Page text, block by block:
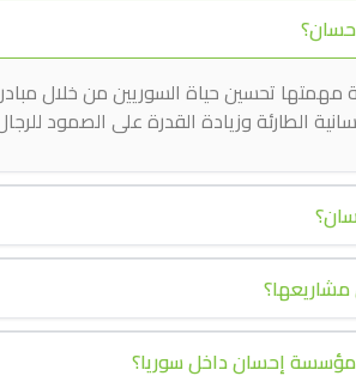
تحسين حياة السوريين من خلال
الطارئة وزيادة القدرة على الصمود
إحسان داخل سوريا؟